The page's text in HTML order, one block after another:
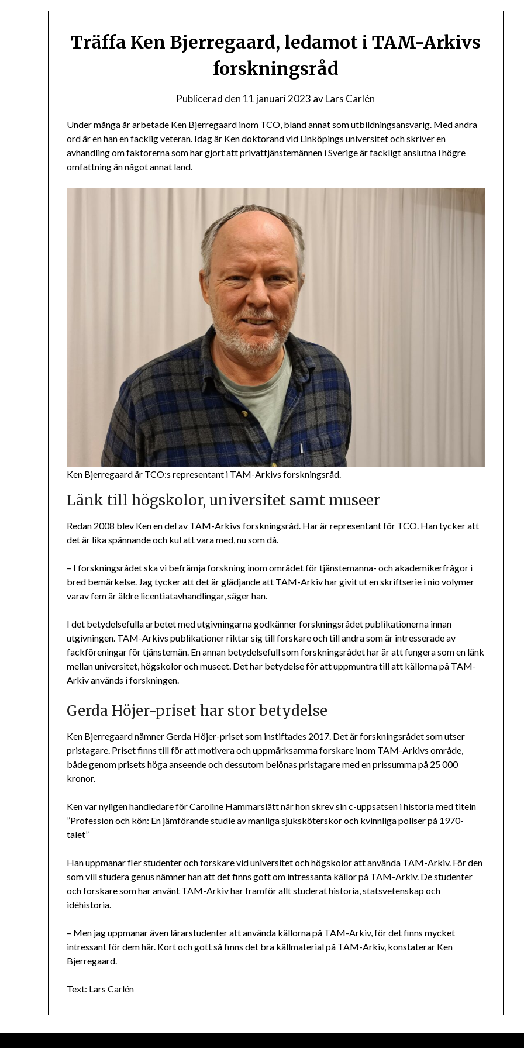
Träffa Ken Bjerregaard, ledamot i TAM-Arkivs
forskningsråd
Publicerad den 11 januari 2023 avLars Carlén
Under många år arbetade Ken Bjerregaard inom TCO, bland annat som utbildningsansvarig. Med andra
ord är en han en facklig veteran. Idag är Ken doktorand vid Linköpings universitet och skriver en
avhandling om faktorerna som har gjort att privattjänstemännen i Sverige är fackligt anslutna i högre
omfattning än något annat land.
Ken Bjerregaard är TCO:s representant i TAM-Arkivs forskningsråd.
Länk till högskolor, universitet samt museer
Redan 2008 blev Ken en del av TAM-Arkivs forskningsråd. Har är representant för TCO. Han tycker att
det är lika spännande och kul att vara med, nu som då.
– I forskningsrådet ska vi befrämja forskning inom området för tjänstemanna- och akademikerfrågor i
bred bemärkelse. Jag tycker att det är glädjande att TAM-Arkiv har givit ut en skriftserie i nio volymer
varav fem är äldre licentiatavhandlingar, säger han.
I det betydelsefulla arbetet med utgivningarna godkänner forskningsrådet publikationerna innan
utgivningen. TAM-Arkivs publikationer riktar sig till forskare och till andra som är intresserade av
fackföreningar för tjänstemän. En annan betydelsefull som forskningsrådet har är att fungera som en länk
mellan universitet, högskolor och museet. Det har betydelse för att uppmuntra till att källorna på TAM-
Arkiv används i forskningen.
Gerda Höjer-priset har stor betydelse
Ken Bjerregaard nämner Gerda Höjer-priset som instiftades 2017. Det är forskningsrådet som utser
pristagare. Priset finns till för att motivera och uppmärksamma forskare inom TAM-Arkivs område,
både genom prisets höga anseende och dessutom belönas pristagare med en prissumma på 25 000
kronor.
Ken var nyligen handledare för Caroline Hammarslätt när hon skrev sin c-uppsatsen i historia med titeln
”Profession och kön: En jämförande studie av manliga sjuksköterskor och kvinnliga poliser på 1970-
talet”
Han uppmanar fler studenter och forskare vid universitet och högskolor att använda TAM-Arkiv. För den
som vill studera genus nämner han att det finns gott om intressanta källor på TAM-Arkiv. De studenter
och forskare som har använt TAM-Arkiv har framför allt studerat historia, statsvetenskap och
idéhistoria.
– Men jag uppmanar även lärarstudenter att använda källorna på TAM-Arkiv, för det finns mycket
intressant för dem här. Kort och gott så finns det bra källmaterial på TAM-Arkiv, konstaterar Ken
Bjerregaard.
Text: Lars Carlén